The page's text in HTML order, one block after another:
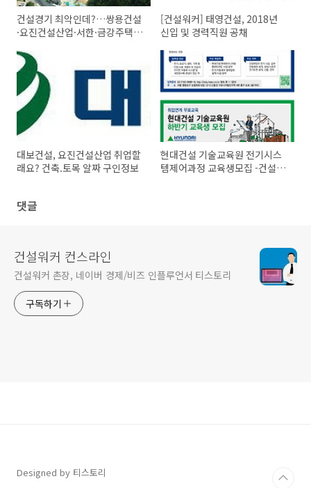
건설경기 최악인데?…쌍용건설
·요진건설산업·서한·금강주택
[건설워커] 태영건설, 2018년
신입 및 경력직원 공채
대보건설, 요진건설산업 취업할
래요? 건축.토목 알짜 구인정보
현대건설 기술교육원 전기시스
템제어과정 교육생모집 -건설
댓글
건설워커 컨스라인
건설워커 촌장, 네이버 경제/비즈 인플루언서 티스토리
구독하기
Designed by 티스토리